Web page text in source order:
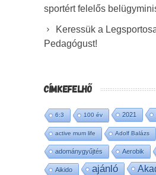
sportért felelős
Keressük a
Pedagógust!
CÍMKEFELHŐ
6:3 100 év 2021
active mum life Adolf Balázs
adománygyűjtés Aerobik
Aikido ajánló